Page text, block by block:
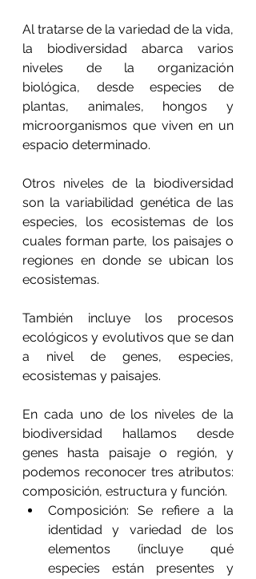
Al tratarse de la variedad de la vida,
la biodiversidad abarca varios
niveles de la organización
biológica, desde especies de
plantas, animales, hongos y
microorganismos que viven en un
espacio determinado.
Otros niveles de la biodiversidad
son la variabilidad genética de las
especies, los ecosistemas de los
cuales forman parte, los paisajes o
regiones en donde se ubican los
ecosistemas.
También incluye los procesos
ecológicos y evolutivos que se dan
a nivel de genes, especies,
ecosistemas y paisajes.
En cada uno de los niveles de la
biodiversidad hallamos desde
genes hasta paisaje o región, y
podemos reconocer tres atributos:
composición, estructura y función.
Composición: Se refiere a la
identidad y variedad de los
elementos (incluye qué
especies están presentes y